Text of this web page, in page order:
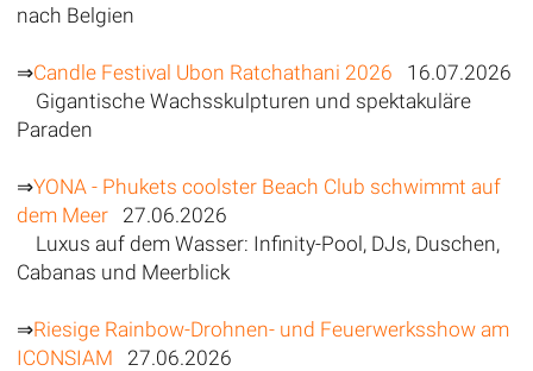
nach Belgien
⇒Candle Festival Ubon Ratchathani 2026 16.07.2026
Gigantische Wachsskulpturen und spektakuläre
Paraden
⇒YONA - Phukets coolster Beach Club schwimmt auf
dem Meer27.06.2026
Luxus auf dem Wasser: Infinity-Pool, DJs, Duschen,
Cabanas und Meerblick
⇒Riesige Rainbow-Drohnen- und Feuerwerksshow am
ICONSIAM 27.06.2026